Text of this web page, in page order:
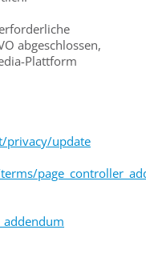
abgeschlossen,
Plattform
privacy/update